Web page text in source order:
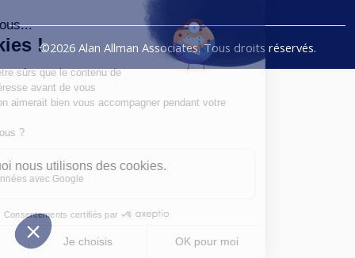
©2026 Alan Allman Associates. Tous droits réservés.